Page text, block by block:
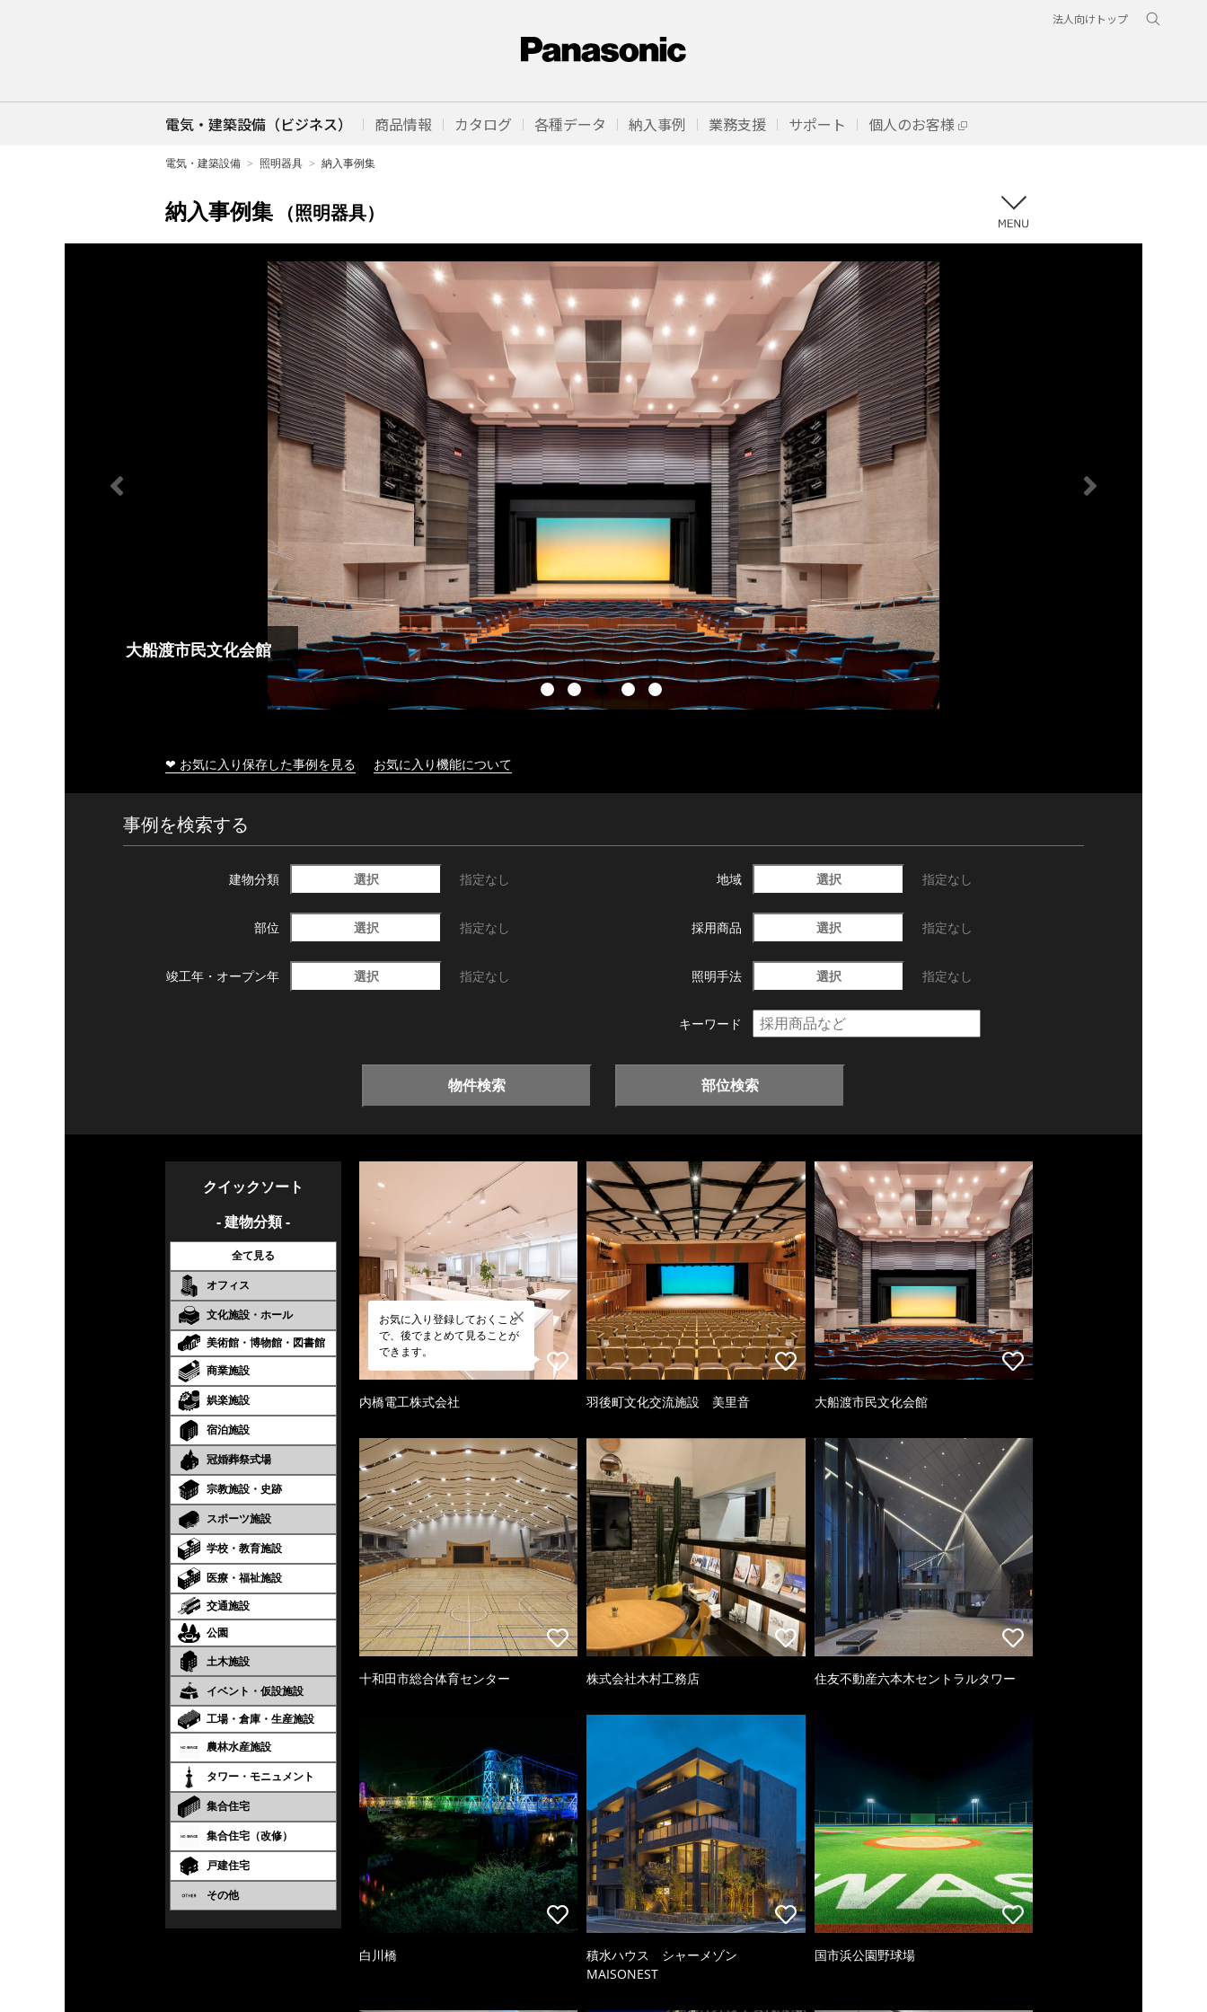
法人向けトップ
電気・建築設備（ビジネス） 商品情報 カタログ 各種データ 納入事例 業務支援 サポート 個人のお客様
電気・建築設備 照明器具 納入事例集
納入事例集 （照明器具）
大船渡市民文化会館
❤ お気に入り保存した事例を見る お気に入り機能について
事例を検索する
建物分類 選択 指定なし 地域 選択 指定なし
部位 選択 指定なし 採用商品 選択 指定なし
竣工年・ オープン年 選択 指定なし 照明手法 選択 指定なし
キーワード
物件検索 部位検索
クイックソート
- 建物分類 -
全て見る
オフィス
文化施設・ホール
美術館・博物館・図書館
商業施設
娯楽施設
宿泊施設
冠婚葬祭式場
宗教施設・史跡
スポーツ施設
学校・教育施設
医療・福祉施設
交通施設
公園
土木施設
イベント・仮設施設
工場・倉庫・生産施設
農林水産施設
タワー・モニュメント
集合住宅
集合住宅（改修）
戸建住宅
その他
お気に入り登録しておくこと
で、後でまとめて見ることが
できます。
内橋電工株式会社 羽後町文化交流施設 美里音 大船渡市民文化会館
十和田市総合体育センター 株式会社木村工務店 住友不動産六本木セントラルタワー
白川橋
積水ハウス シャーメゾン
MAISONEST
国市浜公園野球場